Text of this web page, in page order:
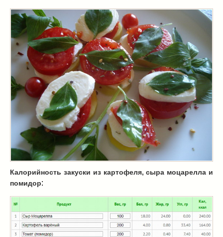
суп-пюре
(10)
холодные супы(22)
тушеное(42)
Вкусные враги фигуры… (44)
десерты(2)
Масленица (17)
пироги(8)
рецепты теста(2)
торты(12)
без выпечки(5)
хворост
(1)
Вкусные полезности(41)
вареное(0)
жареное
запекаем(11)
напитки(1)
разное(6)
Калорийность закуски из картофеля, сыра моцарелла и
помидор: